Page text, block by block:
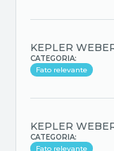
KEPLER
CATEGORIA:
Fato relevante
KEPLER
CATEGORIA:
Fato relevante